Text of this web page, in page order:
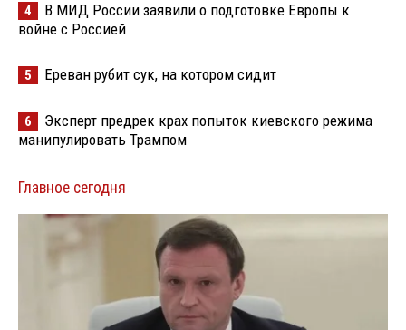
4
В МИД России заявили о подготовке Европы к
войне с Россией
5 Ереван рубит сук, на котором сидит
6
Эксперт предрек крах попыток киевского режима
манипулировать Трампом
Главное сегодня